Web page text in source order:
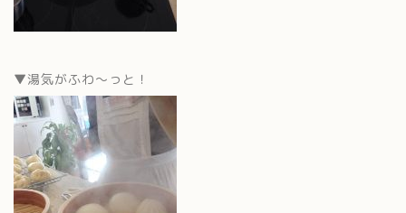
▼湯気がふわ〜っと！